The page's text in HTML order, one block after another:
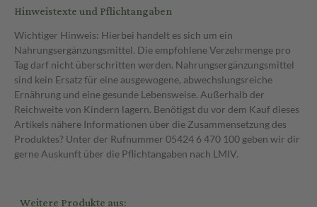
Hinweistexte und Pflichtangaben
Wichtiger Hinweis: Hierbei handelt es sich um ein
Nahrungsergänzungsmittel. Die empfohlene Verzehrmenge pro
Tag darf nicht überschritten werden. Nahrungsergänzungsmittel
sind kein Ersatz für eine ausgewogene, abwechslungsreiche
Ernährung und eine gesunde Lebensweise. Außerhalb der
Reichweite von Kindern lagern. Benötigst du vor dem Kauf dieses
Artikels nähere Informationen über die Zusammensetzung des
Produktes? Unter der Rufnummer 05424 6 470 100 geben wir dir
gerne Auskunft über die Pflichtangaben nach LMIV.